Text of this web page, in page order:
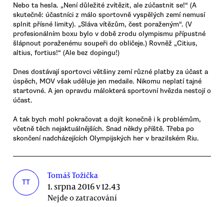
Nebo ta hesla. „Není důležité zvítězit, ale zúčastnit se!“ (A
skutečně: účastníci z málo sportovně vyspělých zemí nemusí
splnit přísné limity). „Sláva vítězům, čest poraženým“. (V
profesionálním boxu bylo v době zrodu olympismu přípustné
šlápnout poraženému soupeři do obličeje.) Rovněž „Citius,
altius, fortius!“ (Ale bez dopingu!)
Dnes dostávají sportovci většiny zemí různé platby za účast a
úspěch, MOV však uděluje jen medaile. Nikomu neplatí tajné
startovné. A jen opravdu málokterá sportovní hvězda nestojí o
účast.
A tak bych mohl pokračovat a dojít konečně i k problémům,
včetně těch nejaktuálnějších. Snad někdy příště. Třeba po
skončení nadcházejících Olympijských her v brazilském Riu.
TT
Tomáš Tožička
1. srpna 2016 v 12.43
Nejde o zatracování